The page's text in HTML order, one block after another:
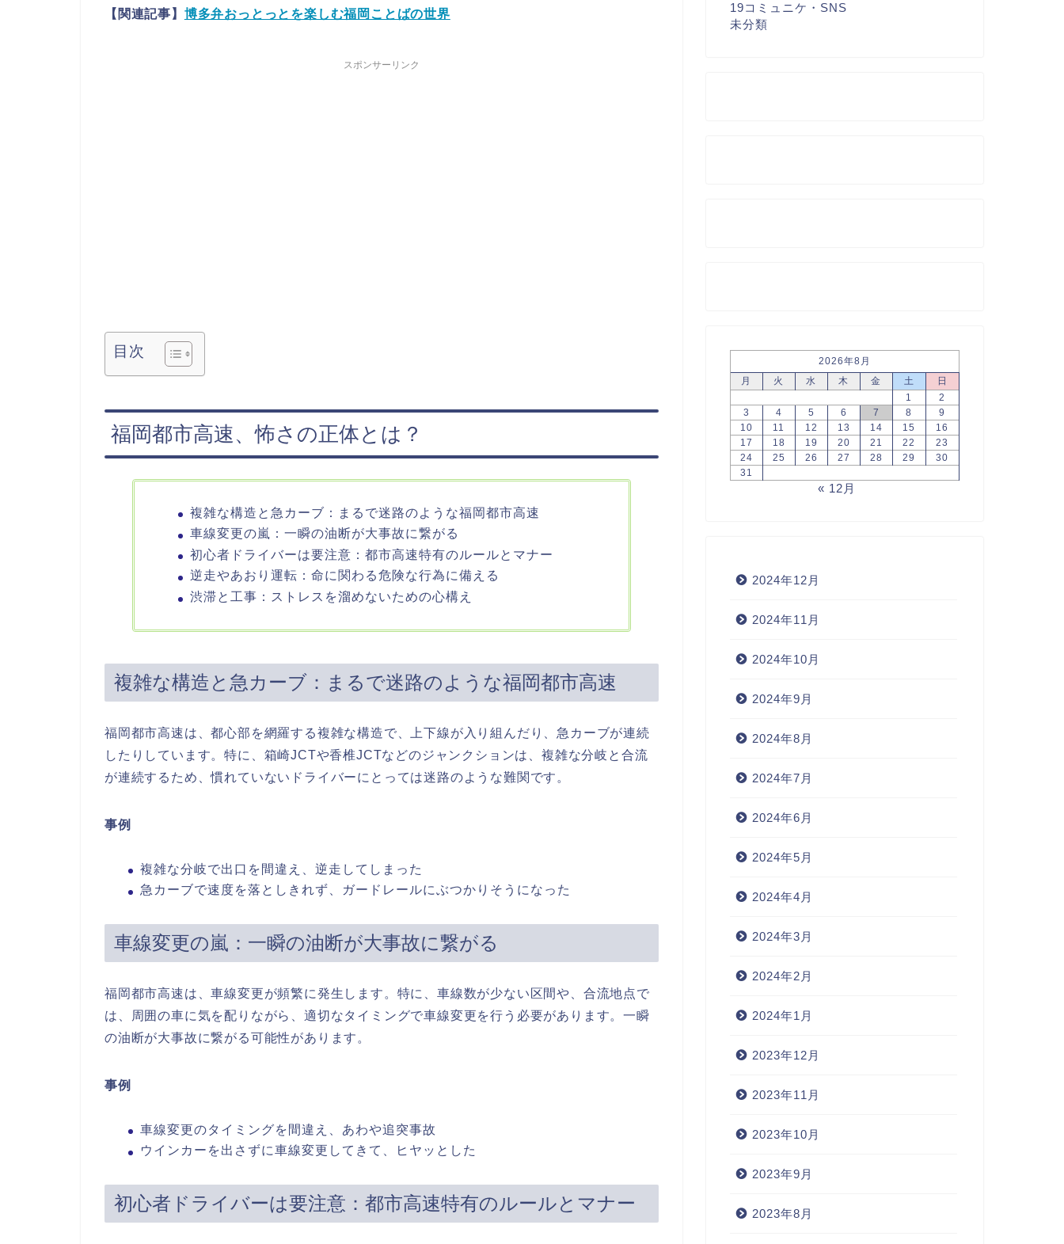
【関連記事】 博多弁おっとっとを楽しむ福岡ことばの世界
スポンサーリンク
目次
福岡都市高速、怖さの正体とは？
複雑な構造と急カーブ：まるで迷路のような福岡都市高速
車線変更の嵐：一瞬の油断が大事故に繋がる
初心者ドライバーは要注意：都市高速特有のルールとマナー
逆走やあおり運転：命に関わる危険な行為に備える
渋滞と工事：ストレスを溜めないための心構え
複雑な構造と急カーブ：まるで迷路のような福岡都市高速
福岡都市高速は、都心部を網羅する複雑な構造で、上下線が入り組んだり、急カーブが連続
したりしています。特に、箱崎JCTや香椎JCTなどのジャンクションは、複雑な分岐と合流
が連続するため、慣れていないドライバーにとっては迷路のような難関です。
事例
複雑な分岐で出口を間違え、逆走してしまった
急カーブで速度を落としきれず、ガードレールにぶつかりそうになった
車線変更の嵐：一瞬の油断が大事故に繋がる
福岡都市高速は、車線変更が頻繁に発生します。特に、車線数が少ない区間や、合流地点で
は、周囲の車に気を配りながら、適切なタイミングで車線変更を行う必要があります。一瞬
の油断が大事故に繋がる可能性があります。
事例
車線変更のタイミングを間違え、あわや追突事故
ウインカーを出さずに車線変更してきて、ヒヤッとした
初心者ドライバーは要注意：都市高速特有のルールとマナー
19コミュニケ・SNS
未分類
2026年8月
月
火 水 木 金 土
日
1
2
3
4 5 6 7 8
9
10
11 12 13 14 15
16
17
18 19 20 21 22
23
24
25 26 27 28 29
30
31
« 12月
2024年12月
2024年11月
2024年10月
2024年9月
2024年8月
2024年7月
2024年6月
2024年5月
2024年4月
2024年3月
2024年2月
2024年1月
2023年12月
2023年11月
2023年10月
2023年9月
2023年8月